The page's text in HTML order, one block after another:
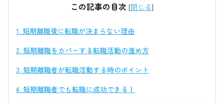
この記事の目次 [閉じる]
1. 短期離職後に転職が決まらない理由
2. 短期離職をカバーする転職活動の進め方
3. 短期離職者が転職活動する時のポイント
4. 短期離職者でも転職に成功できる！